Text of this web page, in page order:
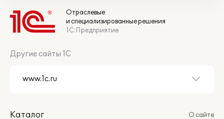
Отраслевые
и специализированные решения
1С:Предприятие
Другие сайты 1С
Каталог О сайте